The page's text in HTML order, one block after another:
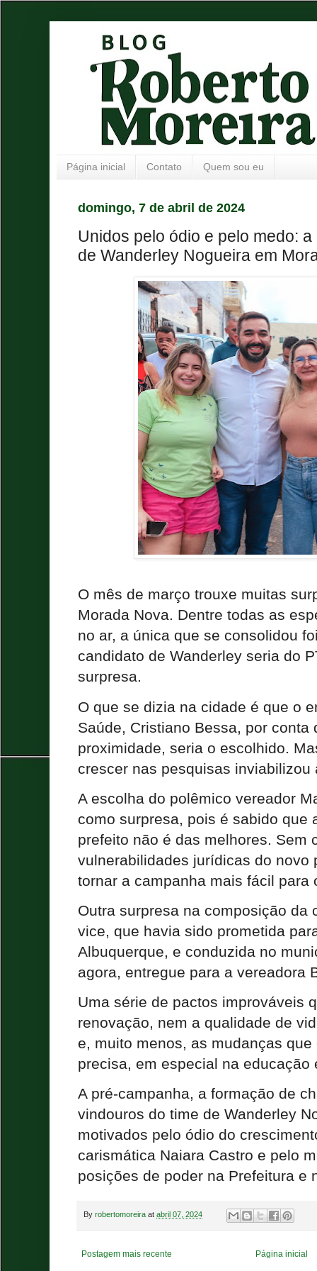
Página inicial Contato Quem sou eu
domingo, 7 de abril de 2024
Unidos pelo ódio e pelo medo:
de Wanderley Nogueira em
O mês de março trouxe muitas
Morada Nova. Dentre todas as
no ar, a única que se consolidou
candidato de Wanderley seria do
surpresa.
O que se dizia na cidade é que o
Saúde, Cristiano Bessa, por conta
proximidade, seria o escolhido.
crescer nas pesquisas
A escolha do polêmico vereador
como surpresa, pois é sabido que
prefeito não é das melhores. Sem
vulnerabilidades jurídicas do novo
tornar a campanha mais fácil para
Outra surpresa na composição da
vice, que havia sido prometida
Albuquerque, e conduzida no
agora, entregue para a vereadora
Uma série de pactos improváveis
renovação, nem a qualidade de
e, muito menos, as mudanças
precisa, em especial na educação
A pré-campanha, a formação de
vindouros do time de Wanderley
motivados pelo ódio do
carismática Naiara Castro e pelo
posições de poder na Prefeitura e
By robertomoreira at abril 07, 2024
Postagem mais recente Página inicial